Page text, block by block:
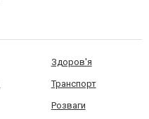
Здоров'я
Транспорт
Розваги